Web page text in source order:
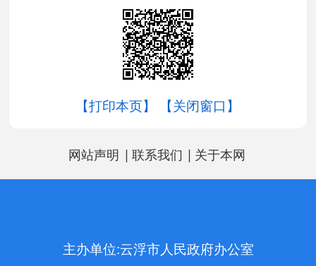
【打印本页】 【关闭窗口】
网站声明 | 联系我们 | 关于本网
主办单位:云浮市人民政府办公室